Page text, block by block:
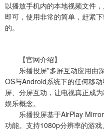
以播放手机内的本地视频文件
即可，使用非常的简单，赶紧
的。
【官网介绍】
乐播投屏”多屏互动应用由
OS与Android系统下的任何移
屏、分屏互动，让电视真正成
娱乐概念。
乐播投屏基于AirPlay
功能。支持1080p分辨率的游